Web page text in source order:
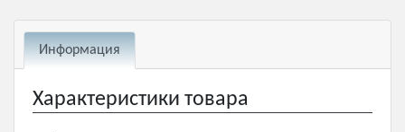
Информация
Характеристики товара